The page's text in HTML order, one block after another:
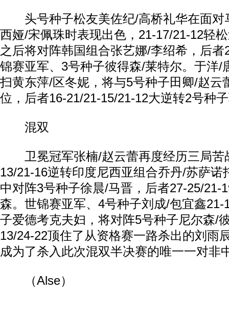
头号种子松友美佐纪/高桥礼华在面对
西娅/宋佩珠时表现出色，21-17/21-12轻
之后将对阵韩国组合张艺娜/李绍希，后者
锦赛亚军、3号种子彼得森/莱特尔。于洋/
扫黄东萍/区冬妮，将与5号种子田卿/赵云
位，后者16-21/21-15/21-12大逆转2号种
混双
卫冕冠军张楠/赵云蕾再度经历三局苦
13/21-16逆转印度尼西亚组合乔丹/苏萨诺
中对阵3号种子徐晨/马晋，后者27-25/21-
森。世锦赛亚军、4号种子刘成/包宜鑫21-
子爱德考克夫妇，将对阵5号种子尼尔森/
13/24-22顶住了从资格赛一路杀出的刘雨
成为了杀入此次混双半决赛的唯一一对非
（Alse）